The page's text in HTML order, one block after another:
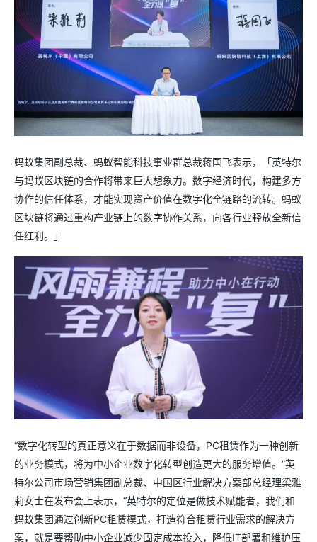
蚂蚁集团副总裁、蚂蚁智能科技事业群总裁蒋国飞表示，「英特尔
与蚂蚁区块链的合作将带来巨大想象力。数字经济时代，构建多方
协作的信任体系，才能实现资产价值在数字化全链路的流转。蚂蚁
区块链将通过重构产业链上的数字协作关系，向各行业释放全新信
任红利。」
“数字化转型的真正意义在于数据而非设备，PC租赁作为一种创新
的业务模式，将为中小企业数字化转型创造更大的服务增值。”英
特尔公司市场营销集团副总裁、中国区行业解决方案部总经理梁雅
莉女士在发布会上表示，“英特尔的定位是做技术赋能者，我们和
蚂蚁集团通过创新PC租赁模式，打造符合租赁行业需求的解决方
案，就是要帮助中小企业减少固定成本投入，降低IT部署和维护压